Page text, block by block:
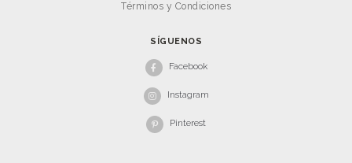
Términos y Condiciones
SÍGUENOS
Facebook
Instagram
Pinterest